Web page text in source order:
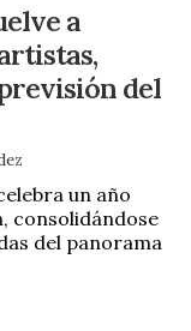
a
del
un año
consolidándose
del panorama